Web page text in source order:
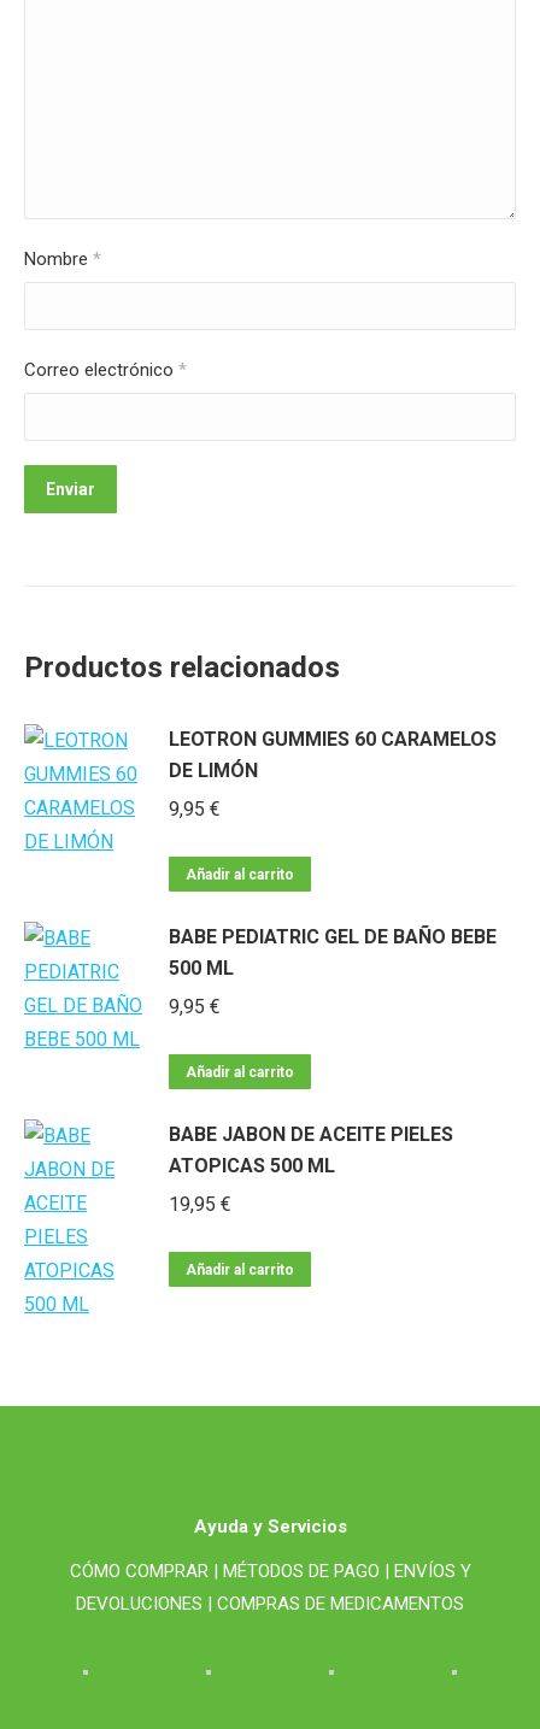
Nombre *
Correo electrónico *
Productos relacionados
LEOTRON GUMMIES 60 CARAMELOS
DE LIMÓN
9,95 €
Añadir al carrito
BABE PEDIATRIC GEL DE BAÑO BEBE
500 ML
9,95 €
Añadir al carrito
BABE JABON DE ACEITE PIELES
ATOPICAS 500 ML
19,95 €
Añadir al carrito
Ayuda y Servicios
CÓMO COMPRAR | MÉTODOS DE PAGO | ENVÍOS Y
DEVOLUCIONES | COMPRAS DE MEDICAMENTOS